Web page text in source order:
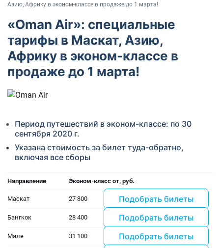
Азию, Африку в эконом-классе в продаже до 1 марта!
«Oman Air»: специальные
тарифы в Маскат, Азию,
Африку в эконом-классе в
продаже до 1 марта!
Период путешествий в эконом-классе: по 30
сентября 2020 г.
Указана стоимость за билет туда-обратно,
включая все сборы
Направление Эконом-класс от, руб.
Маскат 27 800 Подобрать билеты
Бангкок 28 400 Подобрать билеты
Мале 31 100 Подобрать билеты